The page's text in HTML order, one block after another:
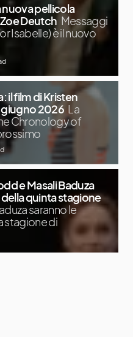
nuova pellicola
Deutch Messaggi
Isabelle) è il nuovo
il film di Kristen
giugno 2026 La
Chronology of
e Masali Baduza
quinta stagione
saranno le
stagione di